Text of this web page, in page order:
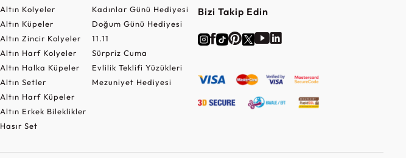
Altın Kolyeler
Altın Küpeler
Altın Zincir Kolyeler
Altın Harf Kolyeler
Altın Halka Küpeler
Altın Setler
Altın Harf Küpeler
Altın Erkek Bileklikler
Hasır Set
Kadınlar Günü Hediyesi
Doğum Günü Hediyesi
11.11
Sürpriz Cuma
Evlilik Teklifi Yüzükleri
Mezuniyet Hediyesi
Bizi Takip Edin